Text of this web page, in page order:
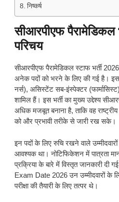
निष्कर्ष
सीआरपीएफ पैरामेडिकल
परिचय
सीआरपीएफ पैरामेडिकल स्टाफ भर्ती
अनेक पदों को भरने के लिए की गई है। इस
नर्स), असिस्टेंट सब-इंस्पेक्टर
शामिल हैं। इस भर्ती का मुख्य उद्देश्य
अधिक मजबूत बनाना है, ताकि वह
को और प्रभावी तरीके से जारी रख सके।
इन पदों के लिए रुचि रखने वाले
आवश्यक था। नोटिफिकेशन में पात्रता
प्रक्रिया के बारे में विस्तृत जानकारी
Exam Date 2026 उन उम्मीदवारों के
परीक्षा की तैयारी के लिए तत्पर थे।